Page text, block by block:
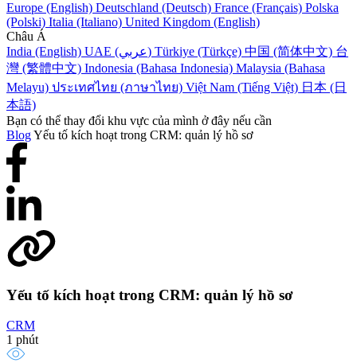
Europe (English) Deutschland (Deutsch) France (Français) Polska
(Polski) Italia (Italiano) United Kingdom (English)
Châu Á
India (English)
UAE (عربي) Türkiye (Türkçe) 中国 (简体中文) 台
灣 (繁體中文) Indonesia (Bahasa Indonesia) Malaysia (Bahasa
Melayu) ประเทศไทย (ภาษาไทย) Việt Nam (Tiếng Việt) 日本 (日
本語)
Bạn có thể thay đổi khu vực của mình ở đây nếu cần
BlogYếu tố kích hoạt trong CRM: quản lý hồ sơ
Yếu tố kích hoạt trong CRM: quản lý hồ sơ
CRM
1 phút